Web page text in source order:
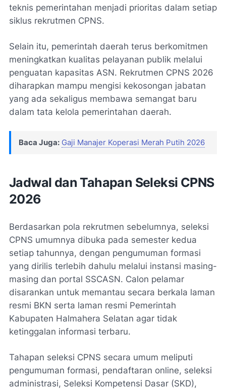
teknis pemerintahan menjadi prioritas dalam setiap
siklus rekrutmen CPNS.
Selain itu, pemerintah daerah terus berkomitmen
meningkatkan kualitas pelayanan publik melalui
penguatan kapasitas ASN. Rekrutmen CPNS 2026
diharapkan mampu mengisi kekosongan jabatan
yang ada sekaligus membawa semangat baru
dalam tata kelola pemerintahan daerah.
Baca Juga: Gaji Manajer Koperasi Merah Putih 2026
Jadwal dan Tahapan Seleksi CPNS
2026
Berdasarkan pola rekrutmen sebelumnya, seleksi
CPNS umumnya dibuka pada semester kedua
setiap tahunnya, dengan pengumuman formasi
yang dirilis terlebih dahulu melalui instansi masing-
masing dan portal SSCASN. Calon pelamar
disarankan untuk memantau secara berkala laman
resmi BKN serta laman resmi Pemerintah
Kabupaten Halmahera Selatan agar tidak
ketinggalan informasi terbaru.
Tahapan seleksi CPNS secara umum meliputi
pengumuman formasi, pendaftaran online, seleksi
administrasi, Seleksi Kompetensi Dasar (SKD),